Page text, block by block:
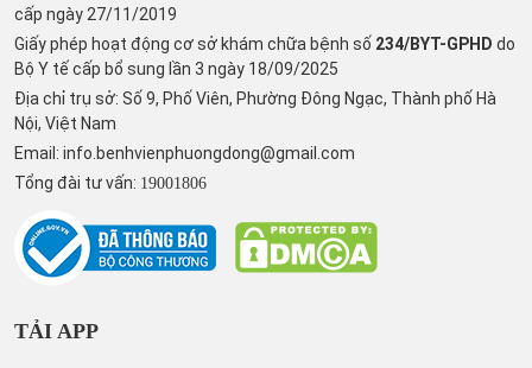
cấp ngày 27/11/2019
Giấy phép hoạt động cơ sở khám chữa bệnh số 234/BYT-GPHD do
Bộ Y tế cấp bổ sung lần 3 ngày 18/09/2025
Địa chỉ trụ sở: Số 9, Phố Viên, Phường Đông Ngạc, Thành phố Hà
Nội, Việt Nam
Email: info.benhvienphuongdong@gmail.com
Tổng đài tư vấn: 19001806
TẢI APP